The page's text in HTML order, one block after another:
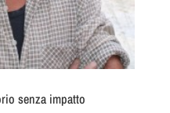
senza impatto